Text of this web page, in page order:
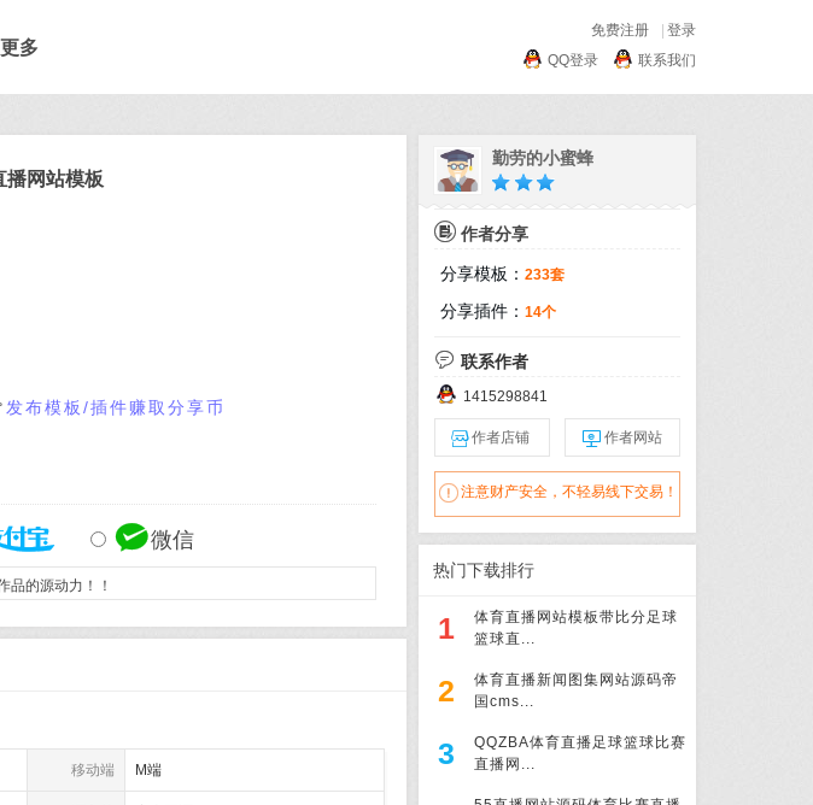
更多
免费注册
登录
QQ登录
联系我们
播网站模板
发布模板/插件赚取分享币
微信
品的源动力！！
移动端 M端
勤劳的小蜜蜂
 作者分享
分享模板： 233套
分享插件： 14个
 联系作者
1415298841
作者店铺  作者网站
注意财产安全，不轻易线下交易！
热门下载排行
1
体育直播网站模板带比分足球
篮球直...
2
体育直播新闻图集网站源码帝
国cms...
3
QQZBA体育直播足球篮球比赛
直播网...